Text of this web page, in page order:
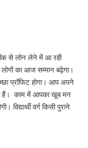
से लोन लेने में आ रही
का आज सम्मान बढ़ेगा।
प्रॉफिट होगा। आप अपने
हैं। काम में आपका खूब मन
वर्ग किसी पुराने